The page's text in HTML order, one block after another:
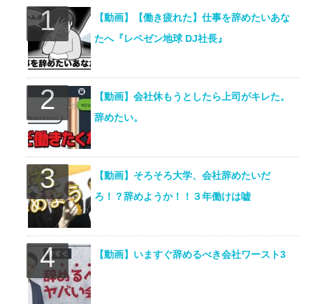
【動画】【働き疲れた】仕事を辞めたいあな
たへ『レペゼン地球 DJ社長』
【動画】会社休もうとしたら上司がキレた。
辞めたい。
【動画】そろそろ大学、会社辞めたいだ
ろ！？辞めようか！！３年働けは嘘
【動画】いますぐ辞めるべき会社ワースト3